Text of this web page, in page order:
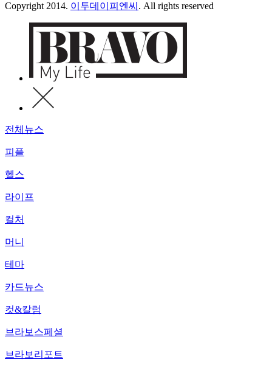
Copyright 2014. 이투데이피엔씨 . All rights reserved
전체뉴스
피플
헬스
라이프
컬처
머니
테마
카드뉴스
컷&칼럼
브라보스페셜
브라보리포트